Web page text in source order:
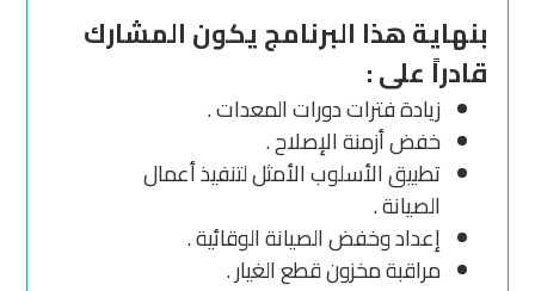
بنهاية هذا البرنامج يكون المشارك
قادراً على :
زيادة فترات دورات المعدات .
خفض أزمنة الإصلاح .
تطبيق الأسلوب الأمثل لتنفيذ أعمال
الصيانة .
إعداد وخفض الصيانة الوقائية .
مراقبة مخزون قطع الغيار .